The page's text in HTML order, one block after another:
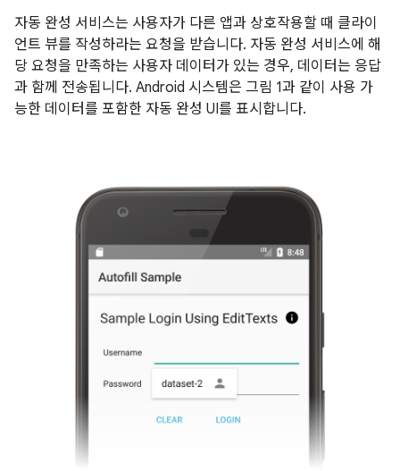
자동 완성 서비스는 사용자가 다른 앱과 상호작용할 때 클라이
언트 뷰를 작성하라는 요청을 받습니다. 자동 완성 서비스에 해
당 요청을 만족하는 사용자 데이터가 있는 경우, 데이터는 응답
과 함께 전송됩니다. Android 시스템은 그림 1과 같이 사용 가
능한 데이터를 포함한 자동 완성 UI를 표시합니다.